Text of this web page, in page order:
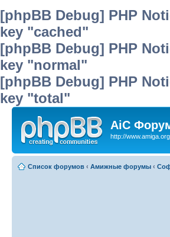
[phpBB Debug] PHP
key "cached"
[phpBB Debug] PHP
key "normal"
[phpBB Debug] PHP
key "total"
AiC
http://
Список форумов ‹ Амижные форумы ‹